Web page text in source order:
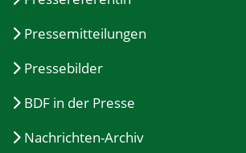
Pressemitteilungen
Pressebilder
BDF in der Presse
Nachrichten-Archiv